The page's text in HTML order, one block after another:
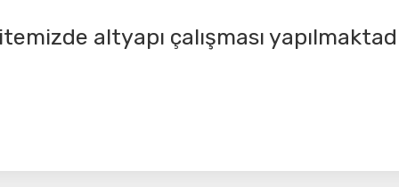
altyapı çalışması